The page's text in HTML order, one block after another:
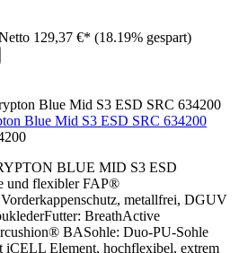
129,37 €* (18.19% gespart)
Blue Mid S3 ESD SRC 634200
BLUE MID S3 ESD
und flexibler FAP®
metallfrei, DGUV
BreathActive
BASohle: Duo-PU-Sohle
Element, hochflexibel, extrem